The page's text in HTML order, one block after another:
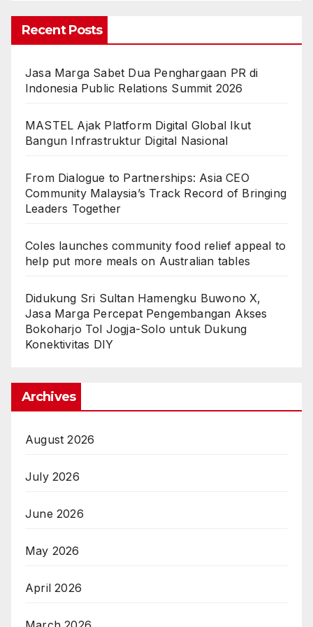
Recent Posts
Jasa Marga Sabet Dua Penghargaan PR di
Indonesia Public Relations Summit 2026
MASTEL Ajak Platform Digital Global Ikut
Bangun Infrastruktur Digital Nasional
From Dialogue to Partnerships: Asia CEO
Community Malaysia’s Track Record of Bringing
Leaders Together
Coles launches community food relief appeal to
help put more meals on Australian tables
Didukung Sri Sultan Hamengku Buwono X,
Jasa Marga Percepat Pengembangan Akses
Bokoharjo Tol Jogja-Solo untuk Dukung
Konektivitas DIY
Archives
August 2026
July 2026
June 2026
May 2026
April 2026